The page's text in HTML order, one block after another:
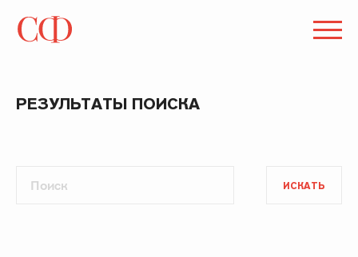
РЕЗУЛЬТАТЫ ПОИСКА
ИСКАТЬ